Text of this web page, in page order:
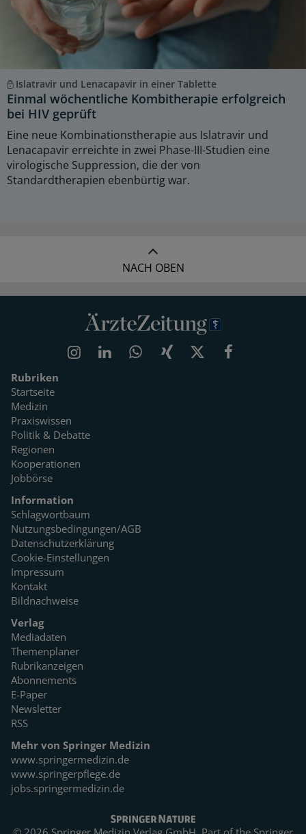
Islatravir und Lenacapavir in einer Tablette
Einmal wöchentliche Kombitherapie erfolgreich
bei HIV geprüft
Eine neue Kombinationstherapie aus Islatravir und
Lenacapavir erreichte in zwei Phase-III-Studien eine
virologische Suppression, die der von
Standardtherapien ebenbürtig war.
NACH OBEN
Rubriken
Startseite
Medizin
Praxiswissen
Politik & Debatte
Regionen
Kooperationen
Jobbörse
Information
Schlagwortbaum
Nutzungsbedingungen/AGB
Datenschutzerklärung
Cookie-Einstellungen
Impressum
Kontakt
Bildnachweise
Verlag
Mediadaten
Themenplaner
Rubrikanzeigen
Abonnements
E-Paper
Newsletter
RSS
Mehr von Springer Medizin
www.springermedizin.de
www.springerpflege.de
jobs.springermedizin.de